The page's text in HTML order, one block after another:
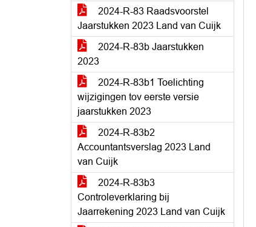
2024-R-83 Raadsvoorstel
Jaarstukken 2023 Land van Cuijk
2024-R-83b Jaarstukken
2023
2024-R-83b1 Toelichting
wijzigingen tov eerste versie
jaarstukken 2023
2024-R-83b2
Accountantsverslag 2023 Land
van Cuijk
2024-R-83b3
Controleverklaring bij
Jaarrekening 2023 Land van Cuijk